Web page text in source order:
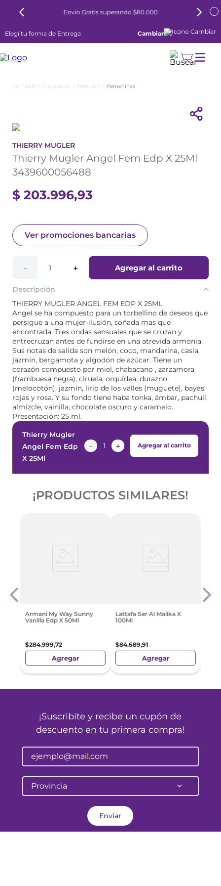
Envío Gratis superando $80.000
Elegí tu forma de Entrega Cambiar
Fragancias Premium Femeninas
THIERRY MUGLER
Thierry Mugler Angel Fem Edp X 25Ml
3439600056488
$ 203.996,93
Ver promociones bancarias
＋
－ Agregar al carrito
Descripción
THIERRY MUGLER ANGEL FEM EDP X 25ML
Angel se ha compuesto para un torbellino de deseos que
persigue a una mujer-ilusión, soñada mas que
encontrada. Tres ondas sensuales que se cruzan y
entrecruzan antes de fundirse en una atrevida armonía.
Sus notas de salida son melón, coco, mandarina, casia,
jazmín, bergamota y algodón de azúcar. Tiene un
corazón compuesto por miel, chabacano , zarzamora
(frambuesa negra), ciruela, orquídea, durazno
(melocotón), jazmín, lirio de los valles (muguete), bayas
rojas y rosa. Y su fondo tiene haba tonka, ámbar, pachulí,
almizcle, vainilla, chocolate oscuro y caramelo.
Presentación: 25 ml.
Thierry Mugler
Angel Fem Edp
X 25Ml
＋
－ Agregar al carrito
¡PRODUCTOS SIMILARES!
Armani My Way Sunny
Vanilla Edp X 50Ml
$284.999,72
Agregar
Lattafa Ser Al Malika X
100Ml
$84.689,91
Agregar
¡Suscribite y recibe un cupón de
descuento en tu primera compra!
Provincia
Enviar